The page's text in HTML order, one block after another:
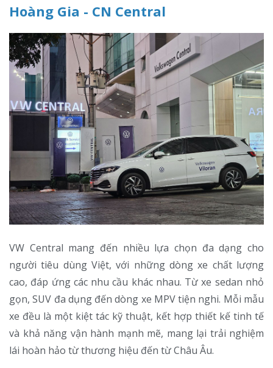
Hoàng Gia - CN Central
VW Central mang đến nhiều lựa chọn đa dạng cho
người tiêu dùng Việt, với những dòng xe chất lượng
cao, đáp ứng các nhu cầu khác nhau. Từ xe sedan nhỏ
gọn, SUV đa dụng đến dòng xe MPV tiện nghi. Mỗi mẫu
xe đều là một kiệt tác kỹ thuật, kết hợp thiết kế tinh tế
và khả năng vận hành mạnh mẽ, mang lại trải nghiệm
lái hoàn hảo từ thương hiệu đến từ Châu Âu.